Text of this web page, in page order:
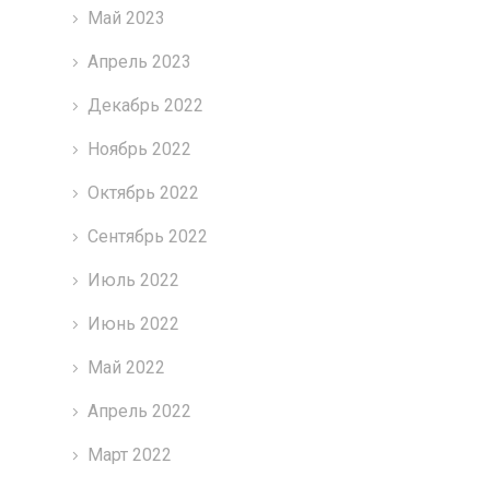
Май 2023
Апрель 2023
Декабрь 2022
Ноябрь 2022
Октябрь 2022
Сентябрь 2022
Июль 2022
Июнь 2022
Май 2022
Апрель 2022
Март 2022